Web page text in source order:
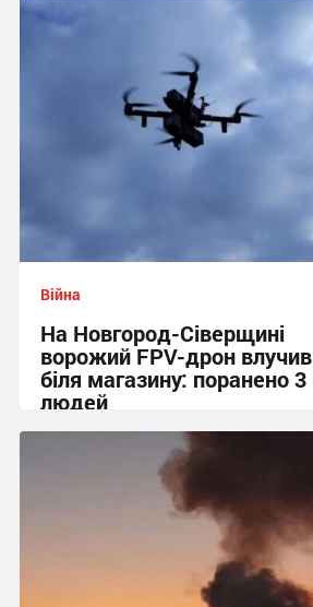
Війна
На Новгород-Сіверщині
ворожий FPV-дрон влучив
біля магазину: поранено 3
людей